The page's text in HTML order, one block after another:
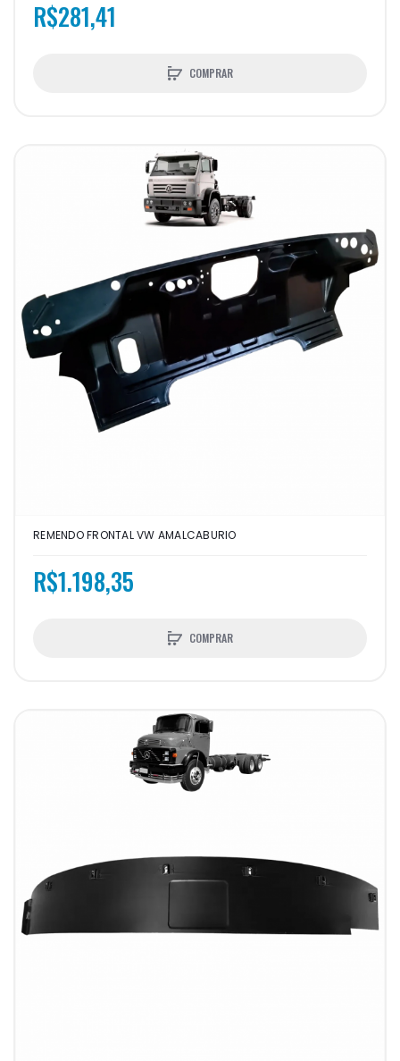
R$281,41
COMPRAR
REMENDO FRONTAL VW AMALCABURIO
R$1.198,35
COMPRAR